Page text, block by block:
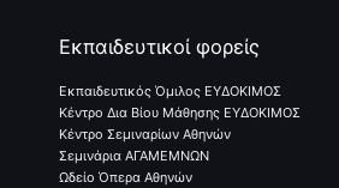
Εκπαιδευτικοί φορείς
Εκπαιδευτικός Όμιλος ΕΥΔΟΚΙΜΟΣ
Κέντρο Δια Βίου Μάθησης ΕΥΔΟΚΙΜΟΣ
Κέντρο Σεμιναρίων Αθηνών
Σεμινάρια ΑΓΑΜΕΜΝΩΝ
Ωδείο Όπερα Αθηνών